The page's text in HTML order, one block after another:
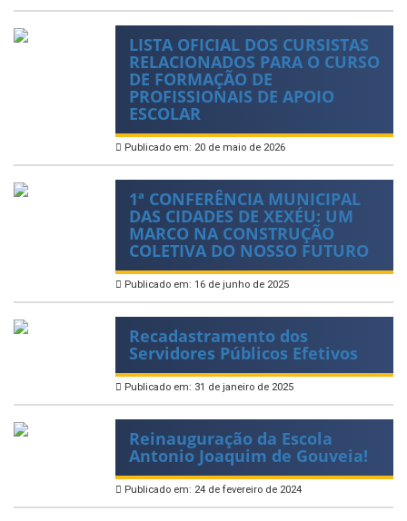
LISTA OFICIAL DOS CURSISTAS
RELACIONADOS PARA O CURSO
DE FORMAÇÃO DE
PROFISSIONAIS DE APOIO
ESCOLAR
Publicado em: 20 de maio de 2026
1ª CONFERÊNCIA MUNICIPAL
DAS CIDADES DE XEXÉU: UM
MARCO NA CONSTRUÇÃO
COLETIVA DO NOSSO FUTURO
Publicado em: 16 de junho de 2025
Recadastramento dos
Servidores Públicos Efetivos
Publicado em: 31 de janeiro de 2025
Reinauguração da Escola
Antonio Joaquim de Gouveia!
Publicado em: 24 de fevereiro de 2024